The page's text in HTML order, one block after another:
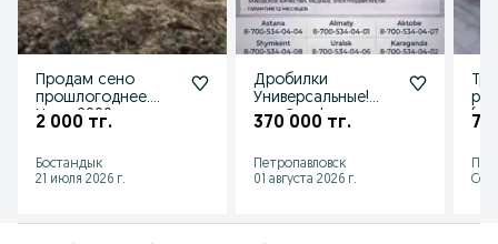
Продам сено
прошлогоднее.
Цена 2000 тг за
2 000 тг.
Бостандык
21 июля 2026 г.
Дробилки
Универсальные!
для Сена! для
370 000 тг.
Петропавловск
01 августа 2026 г.
7